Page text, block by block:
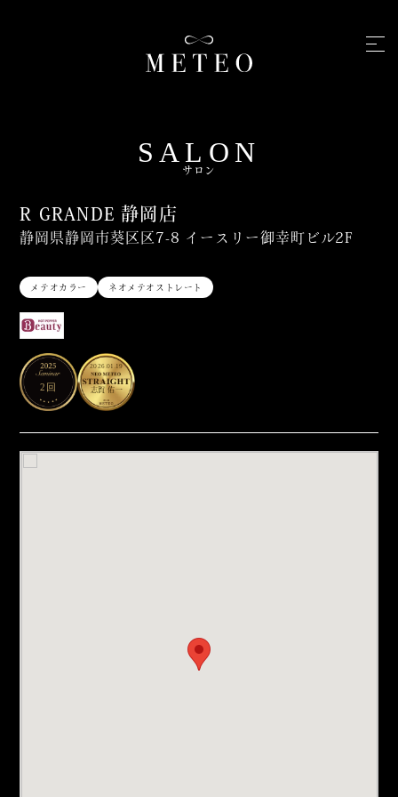
SALON
サロン
R GRANDE 静岡店
静岡県静岡市葵区区7-8 イースリー御幸町ビル2F
メテオカラー ネオメテオストレート
2回
2026.01.19
志賀 佑一